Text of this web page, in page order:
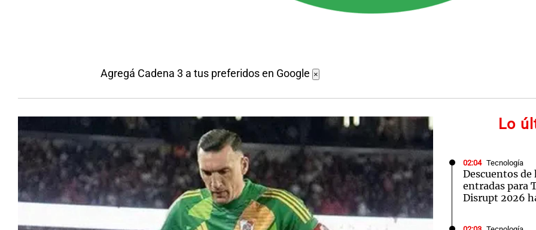
Agregá Cadena 3 a tus preferidos en Google ×
Lo
02:04 Tecnología
Descuentos
entradas para
Disrupt 2026